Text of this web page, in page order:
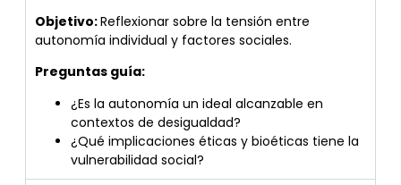
Objetivo:Reflexionar sobre la tensión entre
autonomía individual y factores sociales.
Preguntas guía:
¿Es la autonomía un ideal alcanzable en
contextos de desigualdad?
¿Qué implicaciones éticas y bioéticas tiene la
vulnerabilidad social?